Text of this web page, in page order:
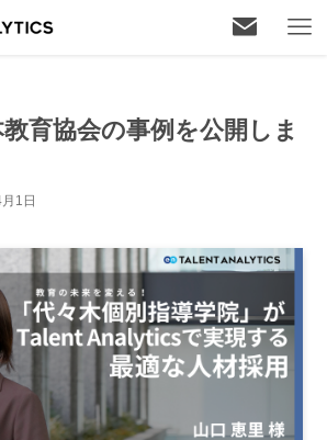
育協会の事例を公開しま
1日